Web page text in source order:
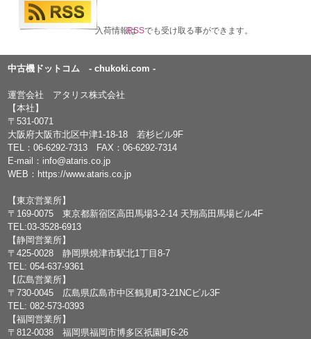
入荷情報はRSSでも受け取る事ができます。
中古機ドットコム - chukoki.com -
運営会社 アタリス株式会社
【本社】
〒531-0071
大阪府大阪市北区中津1-18-18 若杉ビル9F
TEL：06-6292-7313 FAX：06-6292-7314
E-mail： info@ataris.co.jp
WEB： https://www.ataris.co.jp
【東京営業所】
〒169-0075 東京都新宿区高田馬場3-2-14 天翔高田馬場ビル4F
TEL:03-3528-6913
【静岡営業所】
〒425-0028 静岡県焼津市駅北1丁目8-7
TEL: 054-637-9361
【広島営業所】
〒730-0045 広島県広島市中区鶴見町3-21NCビル3F
TEL: 082-573-0393
【福岡営業所】
〒812-0038 福岡県福岡市博多区祇園町6-26